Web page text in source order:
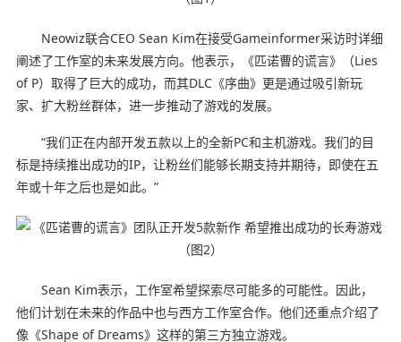
Neowiz联合CEO Sean Kim在接受Gameinformer采访时详细
阐述了工作室的未来发展方向。他表示，《匹诺曹的谎言》（Lies
of P）取得了巨大的成功，而其DLC《序曲》更是通过吸引新玩
家、扩大粉丝群体，进一步推动了游戏的发展。
“我们正在内部开发五款以上的全新PC和主机游戏。我们的目
标是持续推出成功的IP，让粉丝们能够长期支持并期待，即使在五
年或十年之后也是如此。”
Sean Kim表示，工作室希望探索尽可能多的可能性。因此，
他们计划在未来的作品中也与西方工作室合作。他们还重点介绍了
像《Shape of Dreams》这样的第三方独立游戏。